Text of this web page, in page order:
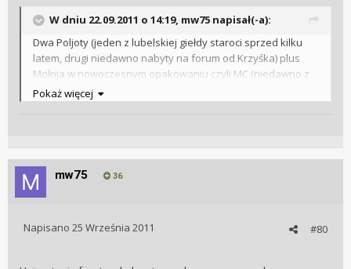
W dniu 22.09.2011 o 14:19, mw75 napisał(-a):
Dwa Poljoty (jeden z lubelskiej giełdy staroci sprzed kilku
latem, drugi niedawno nabyty na forum od Krzyśka) plus
Mołnja w nowoczesnym opakowaniu czyli MC (niedawno z
bezpłatnie, na gwarancji wymienioną koronką). To chyba
najczęściej noszone przeze mnie zegarki
[mw75] jakiego koloru Twój Poljot ma tarczę ? Mam takiego
samego z tarczą w kolorze fioletowym, wygląda za***iście
na ręce, duży fajny zegarek a tarcza bajka. Widziałem takie
wiśniowy.
Pokaż więcej
mw75 36
#80
Napisano 25 Września 2011